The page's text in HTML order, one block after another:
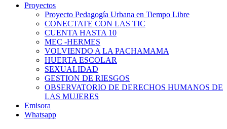
Proyectos
Proyecto Pedagogía Urbana en Tiempo Libre
CONECTATE CON LAS TIC
CUENTA HASTA 10
MEC -HERMES
VOLVIENDO A LA PACHAMAMA
HUERTA ESCOLAR
SEXUALIDAD
GESTION DE RIESGOS
OBSERVATORIO DE DERECHOS HUMANOS DE
LAS MUJERES
Emisora
Whatsapp